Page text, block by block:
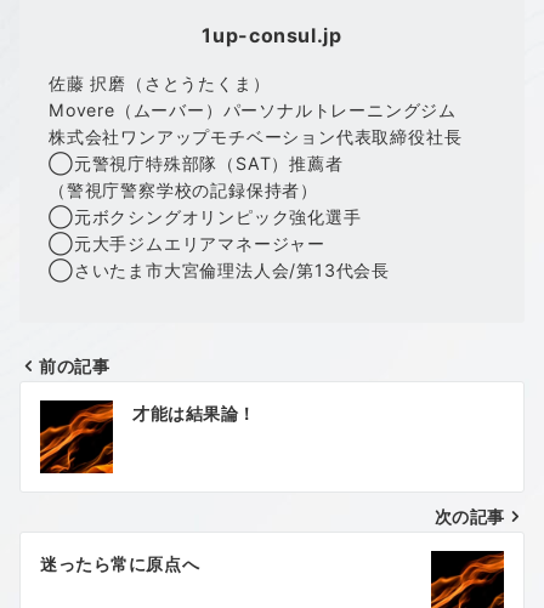
1up-consul.jp
佐藤 択磨（さとうたくま）
Movere（ムーバー）パーソナルトレーニングジム
株式会社ワンアップモチベーション代表取締役社長
◯元警視庁特殊部隊（SAT）推薦者
（警視庁警察学校の記録保持者）
◯元ボクシングオリンピック強化選手
◯元大手ジムエリアマネージャー
◯さいたま市大宮倫理法人会/第13代会長
投
稿
ナ
ゲ
前の記事
才能は結果論！
次の記事
迷ったら常に原点へ